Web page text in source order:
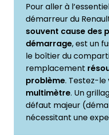
Pour aller à
démarreur du
souvent cause des
démarrage, est un
le boîtier du
remplacement
problème. Testez-le
multimètre. Un
défaut majeur
nécessitant une